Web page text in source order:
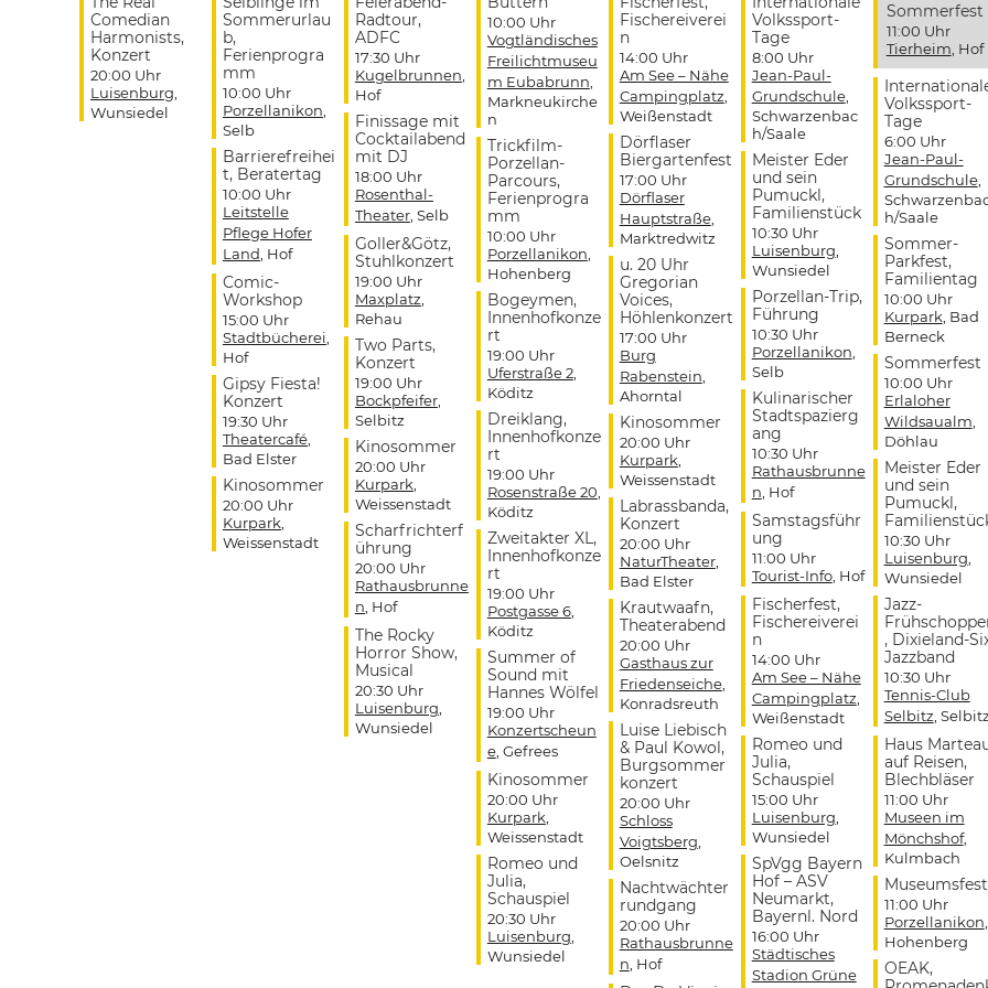
Comedian
Harmonists,
Konzert
20:00 Uhr
Luisenburg
Wunsiedel
Sommerurlau
b,
Ferienprogra
mm
10:00 Uhr
Porzellanikon
Selb
Barrierefreihei
t, Beratertag
10:00 Uhr
Leitstelle
Pflege Hofer
Land , Hof
Comic-
Workshop
15:00 Uhr
Stadtbücherei
Hof
Gipsy Fiesta!
Konzert
19:30 Uhr
Theatercafé,
Bad Elster
Kinosommer
20:00 Uhr
Kurpark
Weissenstadt
Radtour,
ADFC
17:30 Uhr
Kugelbrunnen
Hof
Finissage mit
Cocktailabend
mit DJ
18:00 Uhr
Rosenthal-
Theater, Selb
Goller&Götz,
Stuhlkonzert
19:00 Uhr
Maxplatz
Rehau
Two Parts,
Konzert
19:00 Uhr
Bockpfeifer,
Selbitz
Kinosommer
20:00 Uhr
Kurpark
Weissenstadt
Scharfrichterf
ührung
20:00 Uhr
Rathausbrunne
n , Hof
The Rocky
Horror Show,
Musical
20:30 Uhr
Luisenburg
Wunsiedel
10:00 Uhr
Vogtländisches
Freilichtmuseu
m Eubabrunn
Markneukirche
n
Trickfilm-
Porzellan-
Parcours,
Ferienprogra
mm
10:00 Uhr
Porzellanikon
Hohenberg
Bogeymen,
Innenhofkonze
rt
19:00 Uhr
Uferstraße 2,
Köditz
Dreiklang,
Innenhofkonze
rt
19:00 Uhr
Rosenstraße 20
Köditz
Zweitakter XL,
Innenhofkonze
rt
19:00 Uhr
Postgasse 6,
Köditz
Summer of
Sound mit
Hannes Wölfel
19:00 Uhr
Konzertscheun
e, Gefrees
Kinosommer
20:00 Uhr
Kurpark
Weissenstadt
Romeo und
Julia,
Schauspiel
20:30 Uhr
Luisenburg
Wunsiedel
Fischereiverei
n
14:00 Uhr
Am See – Nähe
Campingplatz
Weißenstadt
Dörflaser
Biergartenfest
17:00 Uhr
Dörflaser
Hauptstraße,
Marktredwitz
u. 20 Uhr
Gregorian
Voices,
Höhlenkonzert
17:00 Uhr
Burg
Rabenstein
Ahorntal
Kinosommer
20:00 Uhr
Kurpark
Weissenstadt
Labrassbanda,
Konzert
20:00 Uhr
NaturTheater,
Bad Elster
Krautwaafn,
Theaterabend
20:00 Uhr
Gasthaus zur
Friedenseiche,
Konradsreuth
Luise Liebisch
& Paul Kowol,
Burgsommer
konzert
20:00 Uhr
Schloss
Voigtsberg
Oelsnitz
Nachtwächter
rundgang
20:00 Uhr
Rathausbrunne
n , Hof
Volkssport-
Tage
8:00 Uhr
Jean-Paul-
Grundschule,
Schwarzenbac
h/Saale
Meister Eder
und sein
Pumuckl,
Familienstück
10:30 Uhr
Luisenburg
Wunsiedel
Porzellan-Trip,
Führung
10:30 Uhr
Porzellanikon
Selb
Kulinarischer
Stadtspazierg
ang
10:30 Uhr
Rathausbrunne
n , Hof
Samstagsführ
ung
11:00 Uhr
Tourist-Info, Hof
Fischerfest,
Fischereiverei
n
14:00 Uhr
Am See – Nähe
Campingplatz
Weißenstadt
Romeo und
Julia,
Schauspiel
15:00 Uhr
Luisenburg
Wunsiedel
SpVgg Bayern
Hof – ASV
Neumarkt,
Bayernl. Nord
16:00 Uhr
Städtisches
Stadion Grüne
Sommerfest
11:00 Uhr
Tierheim , Hof
Volkssport-
Tage
6:00 Uhr
Jean-Paul-
Grundschule,
h/Saale
Sommer-
Parkfest,
Familientag
10:00 Uhr
Kurpark , Bad
Berneck
Sommerfest
10:00 Uhr
Erlaloher
Wildsaualm
Döhlau
Meister Eder
und sein
Pumuckl,
10:30 Uhr
Luisenburg
Wunsiedel
Jazz-
, Dixieland-
Jazzband
10:30 Uhr
Tennis-Club
Selbitz ,
Haus
auf Reisen,
Blechbläser
11:00 Uhr
Museen im
Mönchshof,
Kulmbach
Museumsfest
11:00 Uhr
Porzellanikon
Hohenberg
OEAK,